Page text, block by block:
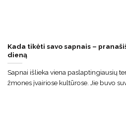
Kada tikėti savo sapnais –
dieną
Sapnai išlieka viena paslaptingiausių
žmones įvairiose kultūrose. Jie buvo